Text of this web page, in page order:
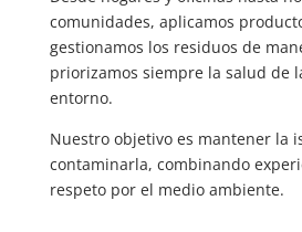
comunidades, aplicamos
gestionamos los residuos de
priorizamos siempre la salud de
entorno.
Nuestro objetivo es mantener la
contaminarla, combinando
respeto por el medio ambiente.